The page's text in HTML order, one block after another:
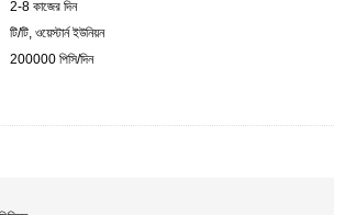
2-8 কাজের দিন
টি/টি, ওয়েস্টার্ন ইউনিয়ন
200000 পিসি/দিন